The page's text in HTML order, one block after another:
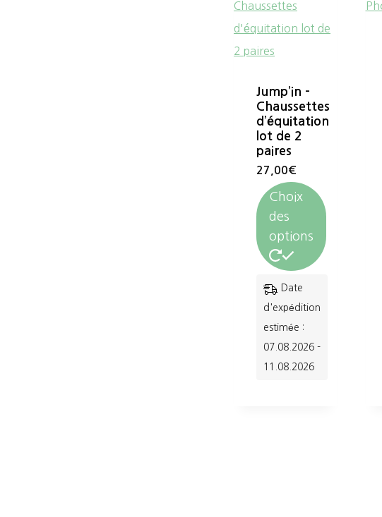
Jump’in –
Chaussettes
d’équitation
lot de 2
paires
27,00€
Choix
des
options
Ce
produit
plusieurs
variations.
Date
d'expédition
estimée :
07.08.2026 -
11.08.2026